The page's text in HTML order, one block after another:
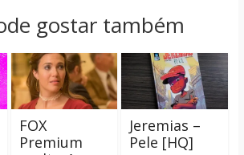
gostar também
FOX
Premium
Jeremias –
Pele [HQ]